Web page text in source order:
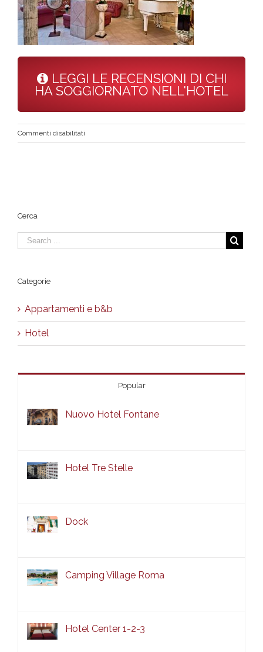
LEGGI LE RECENSIONI DI CHI
HA SOGGIORNATO NELL'HOTEL
Commenti disabilitati
HotelAlimandiViaTunisi.jpg
Cerca
Categorie
Appartamenti e b&b
Hotel
Popular
Nuovo Hotel Fontane
Hotel Tre Stelle
Dock
Camping Village Roma
Hotel Center 1-2-3